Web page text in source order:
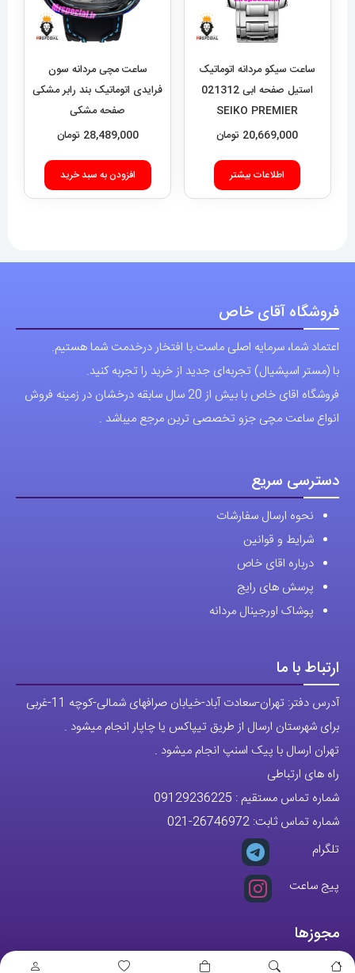
ساعت سیکو مردانه اتوماتیک
استیل صفحه ابی 021312
SEIKO PREMIER
20,669,000 تومان
اطلاعات بیشتر
ساعت مچی مردانه سون
فرایدی اتوماتیک بند رابر مشکی
صفحه مشکی
SEVENFRIDAY 021408
28,489,000 تومان
افزودن به سبد خرید
فروشگاه آقای خاص
اعتماد شما، سرمایه اصلی ماست.با افتخار درخدمت شما هستیم.
با (مستر اسپشیال) تجربه‌ای جدید از خرید را تجربه کنید.
فروشگاه اقای خاص با بیش از 20 سال سابقه درخشان در زمینه فروش
انواع ساعت مچی جزو تخصصی ترین مرجع میباشد .
دسترسی سریع
نحوه ارسال سفارشات
شرایط و قوانین
درباره اقای خاص
پرسش های رایج
پوشاک اورجینال مردانه
ارتباط با ما
آدرس دفتر: تهران-سعادت آباد-خیابان صرافهای شمالی-کوچه 11-غربی
برای شهرستان ارسال از طریق تیپاکس یا چاپار انجام میشود .
تهران ارسال با پیک اسنپ انجام میشود .
راه های ارتباطی
شماره تماس مستقیم : 09129236225
شماره تماس ثابت: 26746972
-021
تلگرام
پیج ساعت
مجوزها